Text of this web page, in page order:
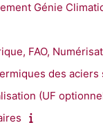
Génie
FAO,
des
(UF